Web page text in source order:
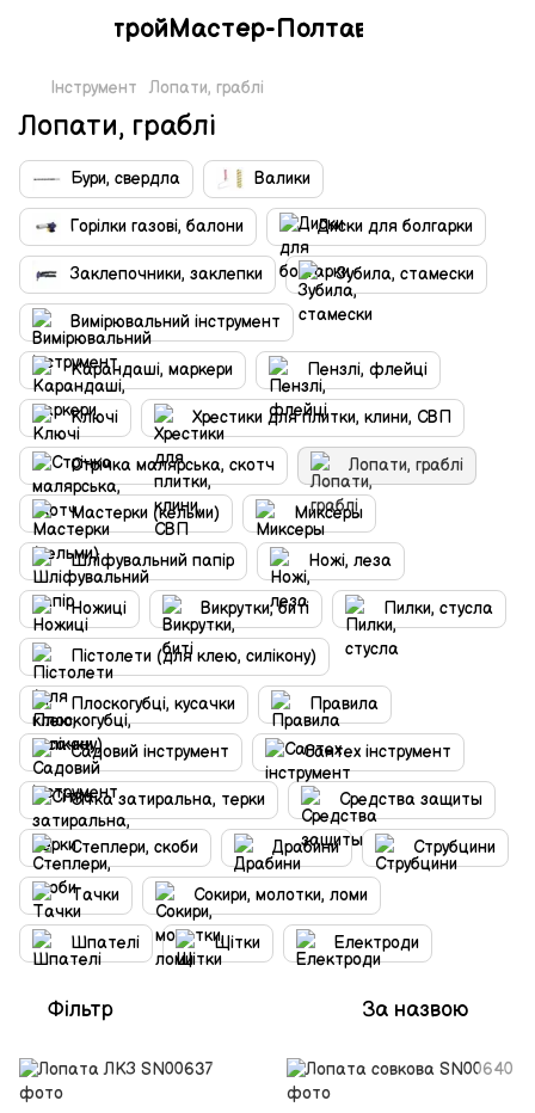
СтройМастер-Полтава
Інструмент Лопати, граблі
Лопати, граблі
Бури, свердла Валики
Горілки газові, балони Диски для болгарки
Заклепочники, заклепки Зубила, стамески
Вимірювальний інструмент
Карандаші, маркери Пензлі, флейці
Ключі Хрестики для плитки, клини, СВП
Стрічка малярська, скотч Лопати, граблі
Мастерки (кельми) Миксеры
Шліфувальний папір Ножі, леза
Ножиці Викрутки, биті Пилки, стусла
Пістолети (для клею, силікону)
Плоскогубці, кусачки Правила
Садовий інструмент Сантех інструмент
Сітка затиральна, терки Средства защиты
Степлери, скоби Драбини Струбцини
Тачки Сокири, молотки, ломи
Шпателі Щітки Електроди
Фільтр За назвою